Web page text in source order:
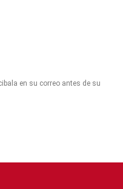
en su correo antes de su